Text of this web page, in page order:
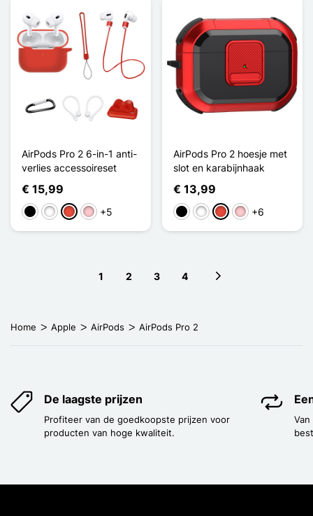
AirPods Pro 2 6-in-1 anti-
verlies accessoireset
€ 15,99
ZwartWit RoodRoze+5
AirPods Pro 2 hoesje met
slot en karabijnhaak
€ 13,99
ZwartWit RoodRoze+6
1 2 3 4
Home Apple AirPods AirPods Pro 2
De laagste prijzen
Profiteer van de goedkoopste prijzen voor
producten van hoge kwaliteit.